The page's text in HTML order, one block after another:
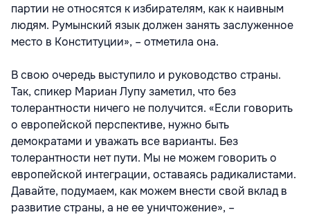
партии не относятся к избирателям, как к наивным
людям. Румынский язык должен занять заслуженное
место в Конституции», – отметила она.
В свою очередь выступило и руководство страны.
Так, спикер Мариан Лупу заметил, что без
толерантности ничего не получится. «Если говорить
о европейской перспективе, нужно быть
демократами и уважать все варианты. Без
толерантности нет пути. Мы не можем говорить о
европейской интеграции, оставаясь радикалистами.
Давайте, подумаем, как можем внести свой вклад в
развитие страны, а не ее уничтожение», –